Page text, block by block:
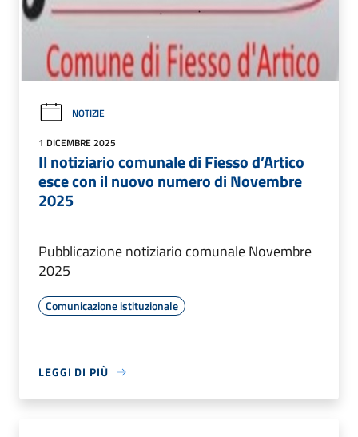
NOTIZIE
1 DICEMBRE 2025
Il notiziario comunale di Fiesso d’Artico
esce con il nuovo numero di Novembre
2025
Pubblicazione notiziario comunale Novembre
2025
Comunicazione istituzionale
LEGGI DI PIÙ